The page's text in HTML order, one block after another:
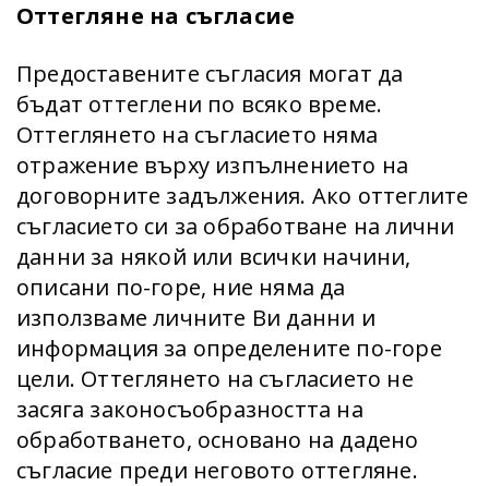
Оттегляне на съгласие
Предоставените съгласия могат да
бъдат оттеглени по всяко време.
Оттеглянето на съгласието няма
отражение върху изпълнението на
договорните задължения. Ако оттеглите
съгласието си за обработване на лични
данни за някой или всички начини,
описани по-горе, ние няма да
използваме личните Ви данни и
информация за определените по-горе
цели. Оттеглянето на съгласието не
засяга законосъобразността на
обработването, основано на дадено
съгласие преди неговото оттегляне.